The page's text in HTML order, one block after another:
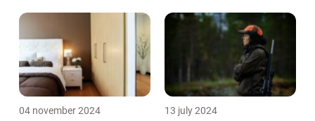
04 november 2024 13 july 2024